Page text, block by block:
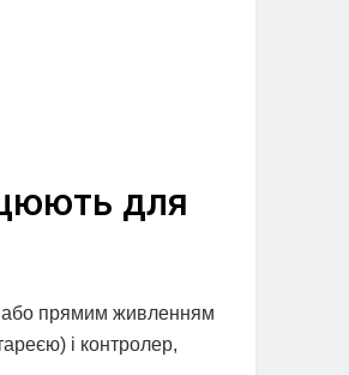
для
або прямим живленням
і контролер,